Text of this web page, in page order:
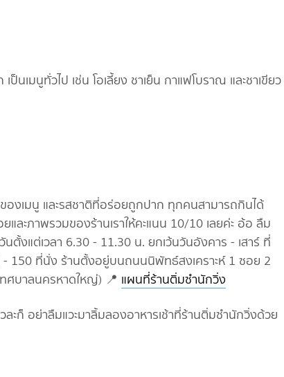
นเมนูทั่วไป เช่น โอเลี้ยง ชาเย็น กาแฟโบราณ และชาเขียว
งเมนู และรสชาติที่อร่อยถูกปาก ทุกคนสามารถกินได้
และภาพรวมของร้านเราให้คะแนน 10/10 เลยค่ะ อ้อ ลืม
นตั้งแต่เวลา 6.30 - 11.30 น. ยกเว้นวันอังคาร - เสาร์ ที่
150 ที่นั่ง ร้านตั้งอยู่บนถนนนิพัทธ์สงเคราะห์ 1 ซอย 2
ศบาลนครหาดใหญ่) 📍 แผนที่ร้านติ่มซำนักวิ่ง
ละก็ อย่าลืมแวะมาลิ้มลองอาหารเช้าที่ร้านติ่มซำนักวิ่งด้วย